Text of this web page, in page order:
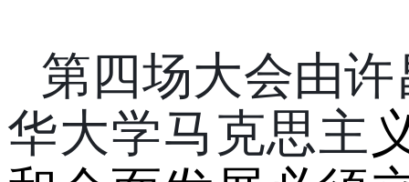
第四场大会由
华大学马克思主